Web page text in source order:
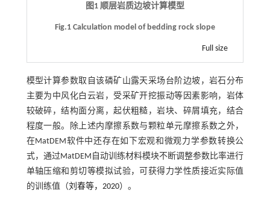
图1 顺层岩质边坡计算模型
Fig.1 Calculation model of bedding rock slope
Full size
模型计算参数取自该磷矿山露天采场台阶边坡，岩石分布
主要为中风化白云岩，受采矿开挖振动等因素影响，岩体
较破碎，结构面分离，起伏粗糙，岩块、碎屑填充，结合
程度一般。除上述内摩擦系数与颗粒单元摩擦系数之外，
在MatDEM软件中还存在如下宏观和微观力学参数转换公
式，通过MatDEM自动训练材料模块不断调整参数比率进行
单轴压缩和剪切等模拟试验，可获得力学性质接近实际值
的训练值（刘春等，2020）。